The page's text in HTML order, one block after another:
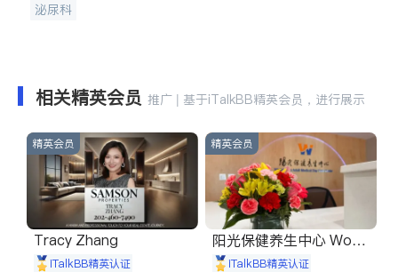
泌尿科
相关精英会员 推广 | 基于iTalkBB精英会员，进行展示
精英会员
Tracy Zhang
iTalkBB精英认证
精英会员
阳光保健养生中心 World
shine
iTalkBB精英认证